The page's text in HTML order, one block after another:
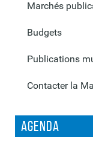
Marchés
Budgets
Publications
Contacter la
Agenda